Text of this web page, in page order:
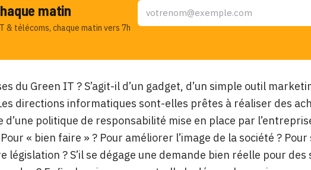
matin
& télécoms, chaque matin vers 7h
du Green IT ? S’agit-il d’un gadget, d’un simple outil
directions informatiques sont-elles prêtes à réaliser des
d’une politique de responsabilité mise en place par
« bien faire » ? Pour améliorer l’image de la société ?
législation ? S’il se dégage une demande bien réelle pour